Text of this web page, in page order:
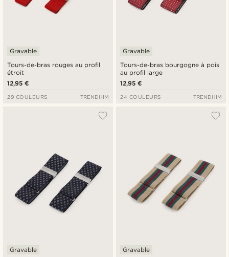
Tours-de-bras rouges au profil
étroit
Gravable
12,95 €
29 COULEURS TRENDHIM
Tours-de-bras bourgogne à pois
au profil large
Gravable
12,95 €
24 COULEURS TRENDHIM
Gravable Gravable